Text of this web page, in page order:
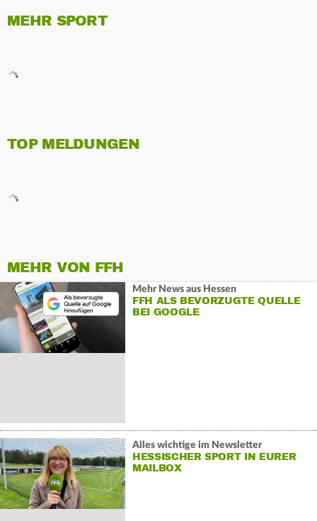
MEHR SPORT
TOP MELDUNGEN
MEHR VON FFH
Mehr News aus Hessen
FFH ALS BEVORZUGTE QUELLE
BEI GOOGLE
Alles wichtige im Newsletter
HESSISCHER SPORT IN EURER
MAILBOX